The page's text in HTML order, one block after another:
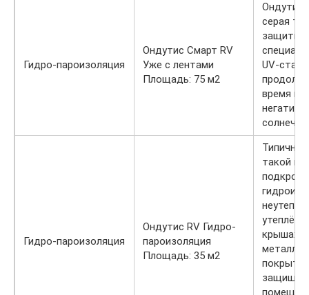
Гидро-пароизоляция
Ондутис Смарт RV
Уже с лентами
Площадь: 75 м2
Ондутис
серая
UV-
время
Гидро-пароизоляция
Ондутис RV Гидро-
пароизоляция
Площадь: 35 м2
такой
крышах с